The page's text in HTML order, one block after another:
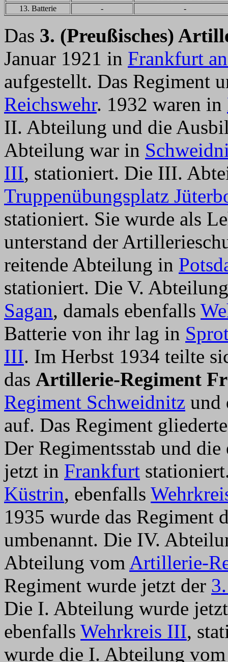
13. Batterie
- -
Das 3. (Preußisches)
Januar 1921 in Frankfurt
aufgestellt. Das Regiment
Reichswehr. 1932 waren in
II. Abteilung und die
Abteilung war in
III, stationiert. Die III.
Truppenübungsplatz
stationiert. Sie wurde als
unterstand der
reitende Abteilung in
stationiert. Die V.
Sagan, damals ebenfalls
Batterie von ihr lag in
III. Im Herbst 1934 teilte
das Artillerie-Regiment
Regiment Schweidnitz und
auf. Das Regiment
Der Regimentsstab und
jetzt in Frankfurt
Küstrin, ebenfalls
1935 wurde das Regiment
umbenannt. Die IV.
Abteilung vom Artillerie-
Regiment wurde jetzt der
Die I. Abteilung wurde
ebenfalls Wehrkreis III,
wurde die I. Abteilung